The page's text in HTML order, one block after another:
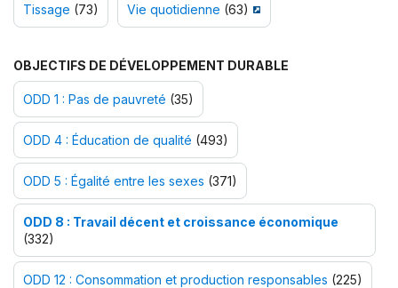
Tissage (73) Vie quotidienne (63)
OBJECTIFS DE DÉVELOPPEMENT DURABLE
ODD 1 : Pas de pauvreté (35)
ODD 4 : Éducation de qualité (493)
ODD 5 : Égalité entre les sexes (371)
ODD 8 : Travail décent et croissance économique
(332)
ODD 12 : Consommation et production responsables (225)